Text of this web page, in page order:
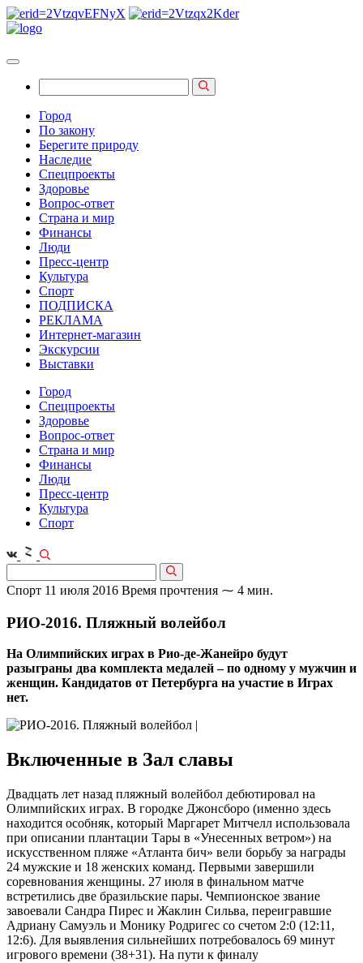
Город
По закону
Берегите природу
Наследие
Спецпроекты
Здоровье
Вопрос-ответ
Страна и мир
Финансы
Люди
Пресс-центр
Культура
Спорт
ПОДПИСКА
РЕКЛАМА
Интернет-магазин
Экскурсии
Выставки
Город
Спецпроекты
Здоровье
Вопрос-ответ
Страна и мир
Финансы
Люди
Пресс-центр
Культура
Спорт
Спорт 11 июля 2016 Время прочтения ⁓ 4 мин.
РИО-2016. Пляжный волейбол
На Олимпийских играх в Рио-де-Жанейро будут
разыграны два комплекта медалей – по одному у мужчин и
женщин. Кандидатов от Петербурга на участие в Играх
нет.
Включенные в Зал славы
Двадцать лет назад пляжный волейбол дебютировал на
Олимпийских играх. В городке Джонсборо (именно здесь
находится особняк, который Маргарет Митчелл использовала
при описании плантации Тары в «Унесенных ветром») на
искусственном пляже «Атланта бич» вели борьбу за награды
24 мужские и 18 женских команд. Первыми завершили
соревнования женщины. 27 июля в финальном матче
встретились две бразильские пары. Чемпионское звание
завоевали Сандра Пирес и Жаклин Сильва, переигравшие
Адриану Самуэль и Монику Родригес со счетом 2:0 (12:11,
12:6). Для выявления сильнейших потребовалось 69 минут
игрового времени (38+31). На пути к финалу